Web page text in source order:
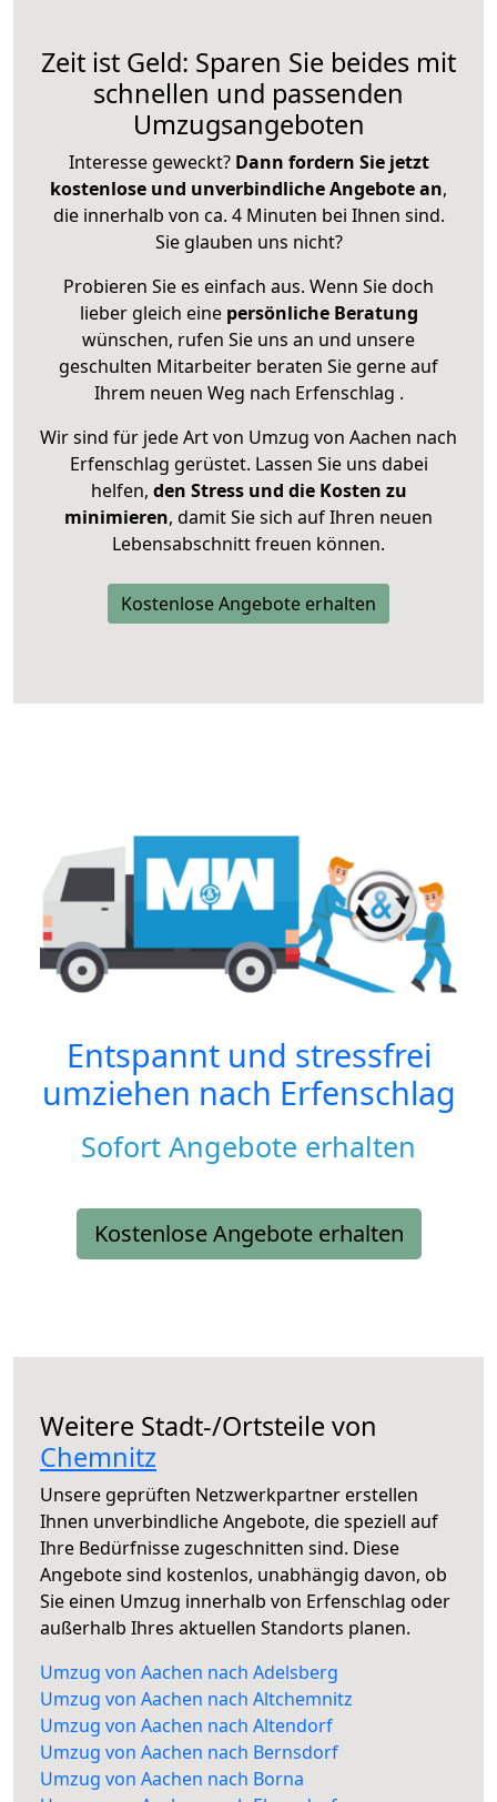
Zeit ist Geld: Sparen Sie beides mit
schnellen und passenden
Umzugsangeboten
Interesse geweckt? Dann fordern Sie jetzt
kostenlose und unverbindliche Angebote an,
die innerhalb von ca. 4 Minuten bei Ihnen sind.
Sie glauben uns nicht?
Probieren Sie es einfach aus. Wenn Sie doch
lieber gleich eine persönliche Beratung
wünschen, rufen Sie uns an und unsere
geschulten Mitarbeiter beraten Sie gerne auf
Ihrem neuen Weg nach Erfenschlag .
Wir sind für jede Art von Umzug von Aachen nach
Erfenschlag gerüstet. Lassen Sie uns dabei
helfen, den Stress und die Kosten zu
minimieren, damit Sie sich auf Ihren neuen
Lebensabschnitt freuen können.
Kostenlose Angebote erhalten
Entspannt und stressfrei
umziehen nach Erfenschlag
Sofort Angebote erhalten
Kostenlose Angebote erhalten
Weitere Stadt-/Ortsteile von
Chemnitz
Unsere geprüften Netzwerkpartner erstellen
Ihnen unverbindliche Angebote, die speziell auf
Ihre Bedürfnisse zugeschnitten sind. Diese
Angebote sind kostenlos, unabhängig davon, ob
Sie einen Umzug innerhalb von Erfenschlag oder
außerhalb Ihres aktuellen Standorts planen.
Umzug von Aachen nach Adelsberg
Umzug von Aachen nach Altchemnitz
Umzug von Aachen nach Altendorf
Umzug von Aachen nach Bernsdorf
Umzug von Aachen nach Borna